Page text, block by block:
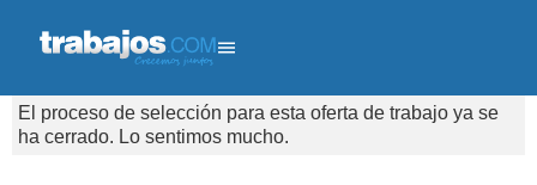
El proceso de selección para esta oferta de trabajo ya se
ha cerrado. Lo sentimos mucho.